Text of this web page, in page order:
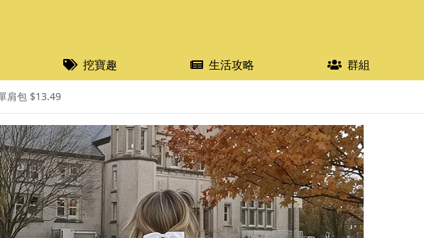
挖寶趣 生活攻略 群組
肩包 $13.49